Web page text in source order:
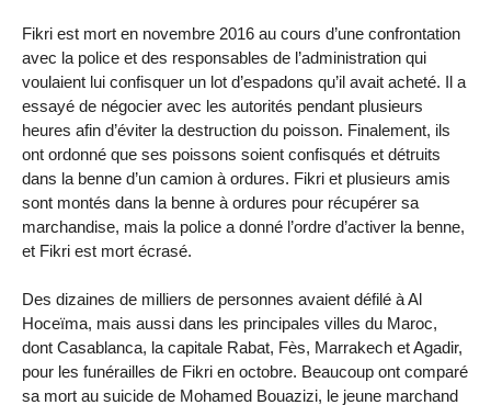
Fikri est mort en novembre 2016 au cours d’une confrontation
avec la police et des responsables de l’administration qui
voulaient lui confisquer un lot d’espadons qu’il avait acheté. Il a
essayé de négocier avec les autorités pendant plusieurs
heures afin d’éviter la destruction du poisson. Finalement, ils
ont ordonné que ses poissons soient confisqués et détruits
dans la benne d’un camion à ordures. Fikri et plusieurs amis
sont montés dans la benne à ordures pour récupérer sa
marchandise, mais la police a donné l’ordre d’activer la benne,
et Fikri est mort écrasé.
Des dizaines de milliers de personnes avaient défilé à Al
Hoceïma, mais aussi dans les principales villes du Maroc,
dont Casablanca, la capitale Rabat, Fès, Marrakech et Agadir,
pour les funérailles de Fikri en octobre. Beaucoup ont comparé
sa mort au suicide de Mohamed Bouazizi, le jeune marchand